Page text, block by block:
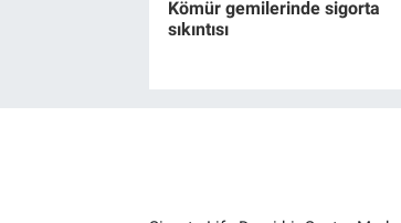
Kömür gemilerinde sigorta
sıkıntısı